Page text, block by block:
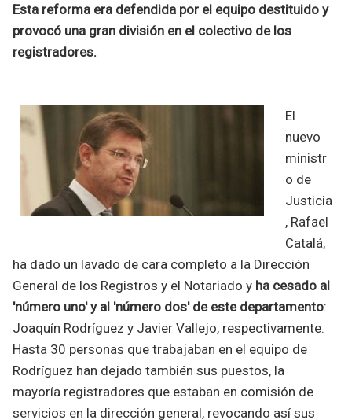
Esta reforma era defendida por el equipo destituido y
provocó una gran división en el colectivo de los
registradores.
El
nuevo
ministr
o de
Justicia
, Rafael
Catalá,
ha dado un lavado de cara completo a la Dirección
General de los Registros y el Notariado y ha cesado al
'número uno' y al 'número dos' de este departamento:
Joaquín Rodríguez y Javier Vallejo, respectivamente.
Hasta 30 personas que trabajaban en el equipo de
Rodríguez han dejado también sus puestos, la
mayoría registradores que estaban en comisión de
servicios en la dirección general, revocando así sus